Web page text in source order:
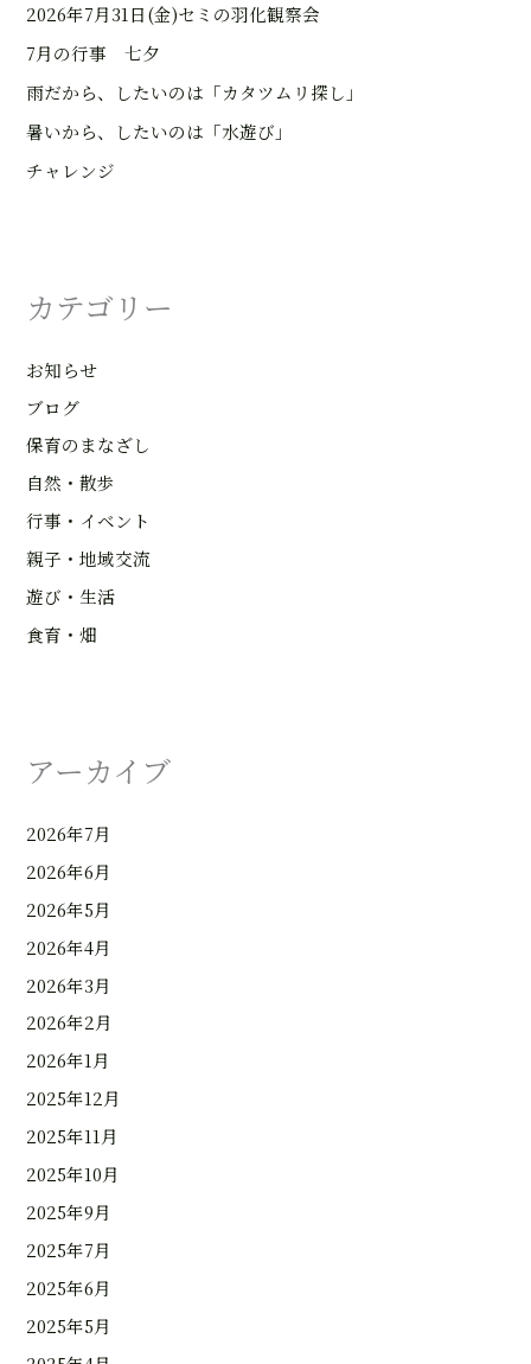
2026年7月31日(金)セミの羽化観察会
7月の行事 七夕
雨だから、したいのは「カタツムリ探し」
暑いから、したいのは「水遊び」
チャレンジ
カテゴリー
お知らせ
ブログ
保育のまなざし
自然・散歩
行事・イベント
親子・地域交流
遊び・生活
食育・畑
アーカイブ
2026年7月
2026年6月
2026年5月
2026年4月
2026年3月
2026年2月
2026年1月
2025年12月
2025年11月
2025年10月
2025年9月
2025年7月
2025年6月
2025年5月